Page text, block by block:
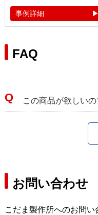
事例詳細
FAQ
この商品が欲しい
お問い合わせ
こだま製作所へのお問